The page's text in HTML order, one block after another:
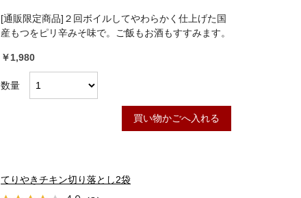
[通販限定商品]２回ボイルしてやわらかく仕上げた国
産もつをピリ辛みそ味で。ご飯もお酒もすすみます。
￥1,980
数量
買い物かごへ入れる
てりやきチキン切り落とし2袋